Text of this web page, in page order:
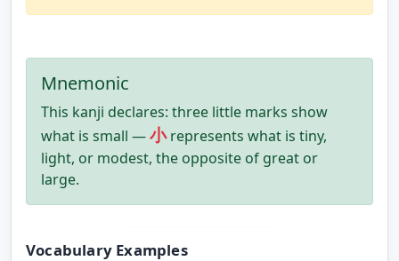
Mnemonic
This kanji declares: three little marks show
what is small —小represents what is tiny,
light, or modest, the opposite of great or
large.
Vocabulary Examples